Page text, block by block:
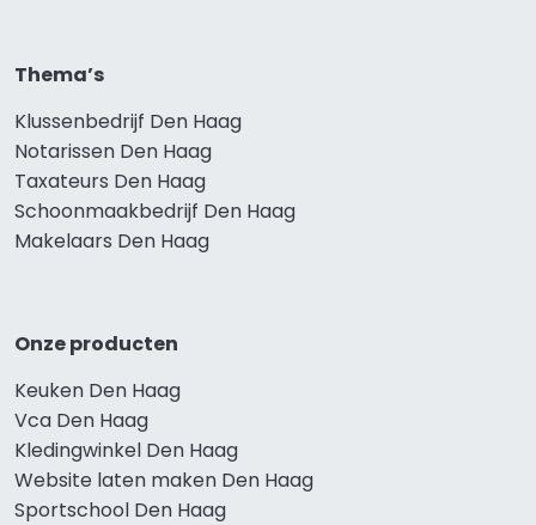
Thema’s
Klussenbedrijf Den Haag
Notarissen Den Haag
Taxateurs Den Haag
Schoonmaakbedrijf Den Haag
Makelaars Den Haag
Onze producten
Keuken Den Haag
Vca Den Haag
Kledingwinkel Den Haag
Website laten maken Den Haag
Sportschool Den Haag